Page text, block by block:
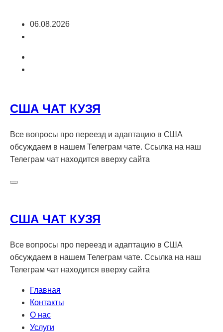
Перейти06.08.2026
США ЧАТ КУЗЯ
Все вопросы про переезд и адаптацию в США
обсуждаем в нашем Телеграм чате. Ссылка на наш
Телеграм чат находится вверху сайта
США ЧАТ КУЗЯ
Все вопросы про переезд и адаптацию в США
обсуждаем в нашем Телеграм чате. Ссылка на наш
Телеграм чат находится вверху сайта
Главная
Контакты
О нас
Услуги